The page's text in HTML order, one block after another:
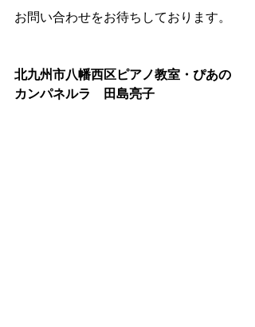
お問い合わせをお待ちしております。
北九州市八幡西区ピアノ教室・ぴあの
カンパネルラ　田島亮子